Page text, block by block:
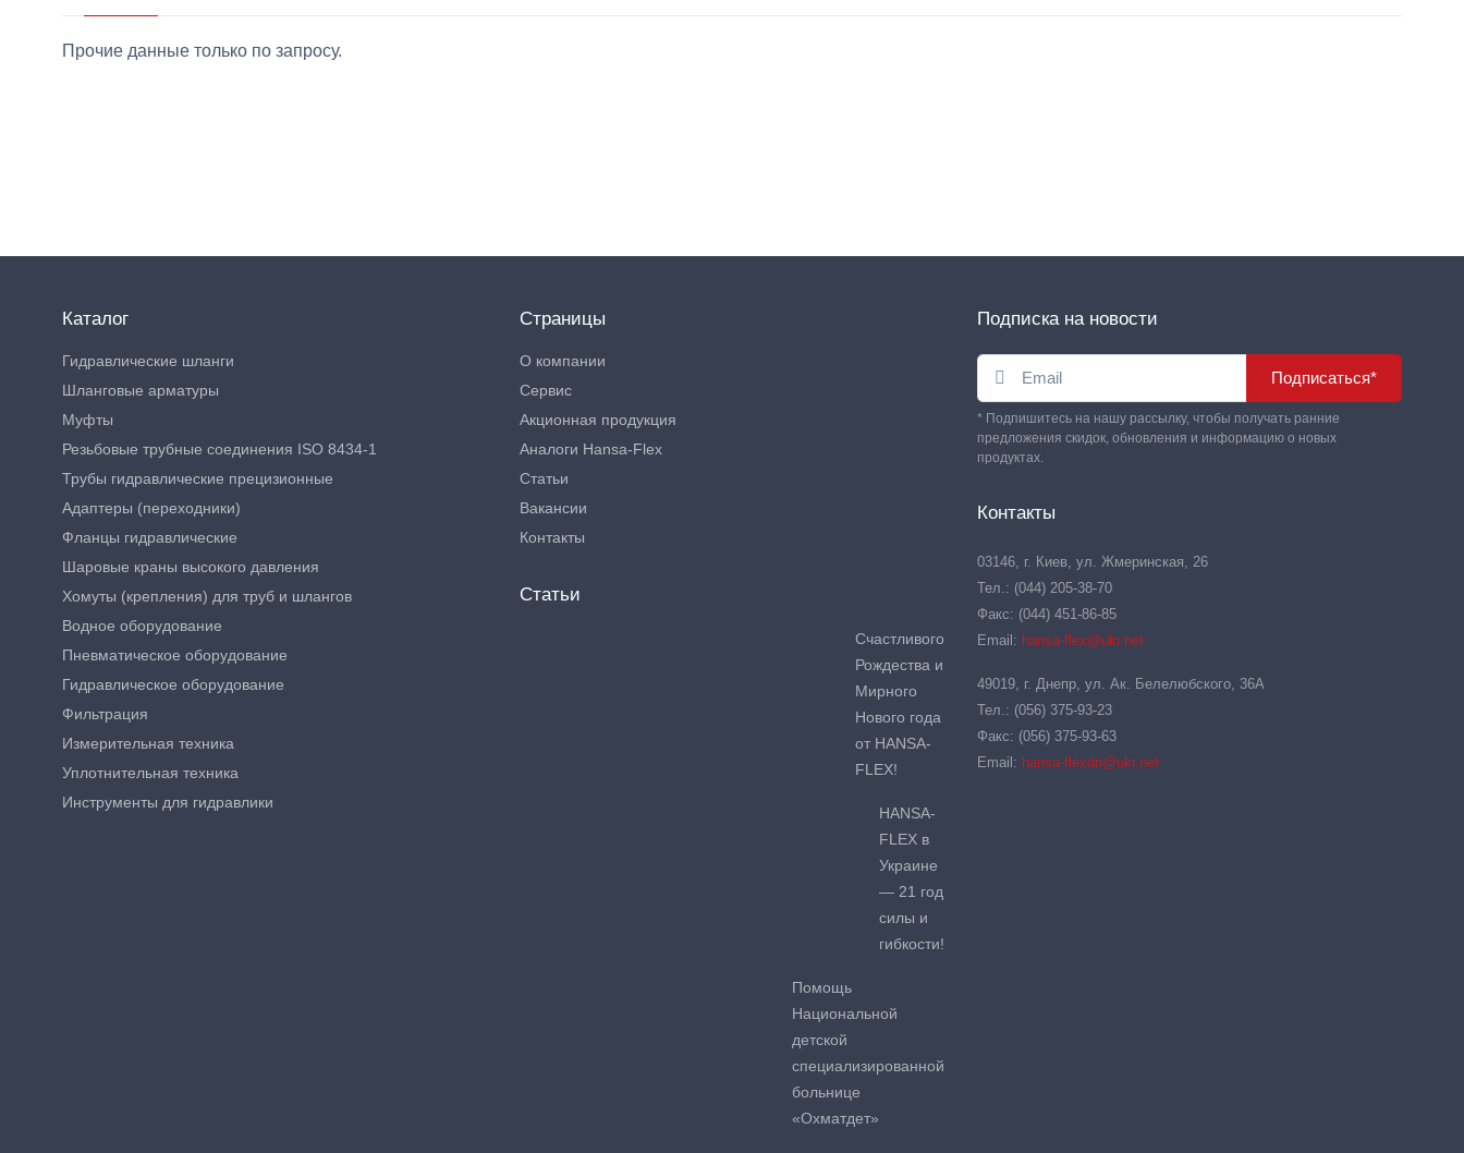
Прочие данные только по запросу.
Каталог
Гидравлические шланги
Шланговые арматуры
Муфты
Резьбовые трубные соединения ISO 8434-1
Трубы гидравлические прецизионные
Адаптеры (переходники)
Фланцы гидравлические
Шаровые краны высокого давления
Хомуты (крепления) для труб и шлангов
Водное оборудование
Пневматическое оборудование
Гидравлическое оборудование
Фильтрация
Измерительная техника
Уплотнительная техника
Инструменты для гидравлики
Страницы
О компании
Сервис
Акционная продукция
Аналоги Hansa-Flex
Статьи
Вакансии
Контакты
Статьи
Счастливого
Рождества и
Мирного
Нового года
от HANSA-
FLEX!
HANSA-
FLEX в
Украине
— 21 год
силы и
гибкости!
Помощь
Национальной
детской
специализированной
больнице
«Охматдет»
Подписка на новости
Подписаться*
* Подпишитесь на нашу рассылку, чтобы получать ранние
предложения скидок, обновления и информацию о новых
продуктах.
Контакты
03146, г. Киев, ул. Жмеринская, 26
Тел.: (044) 205-38-70
Факс: (044) 451-86-85
Email: hansa-flex@ukr.net
49019, г. Днепр, ул. Ак. Белелюбского, 36А
Тел.: (056) 375-93-23
Факс: (056) 375-93-63
Email: hansa-flexdn@ukr.net